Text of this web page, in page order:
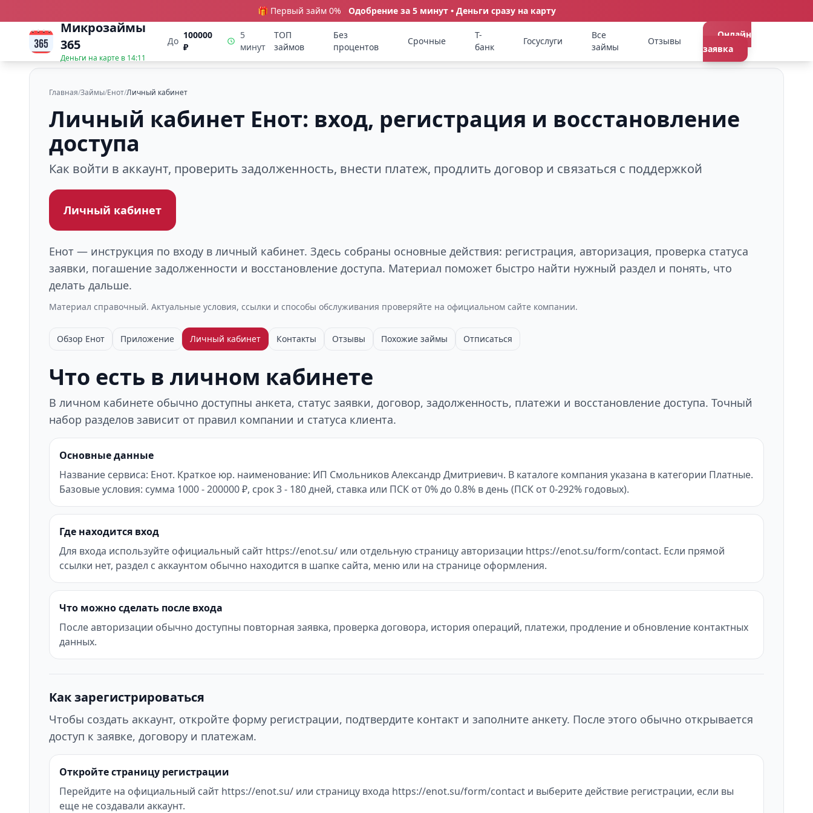
🎁 Первый займ 0% Одобрение за 5 минут • Деньги сразу на карту
Микрозаймы
365
Деньги на карте в 14:11
До
100000
₽
5
минут
ТОП
займов
Без
процентов
Срочные
Т-
банк
Госуслуги
Все
займы
Отзывы
Онлайн
заявка
Главная/Займы/Енот/Личный кабинет
Личный кабинет Енот: вход, регистрация и восстановление
доступа
Как войти в аккаунт, проверить задолженность, внести платеж, продлить договор и связаться с поддержкой
Личный кабинет
Енот — инструкция по входу в личный кабинет. Здесь собраны основные действия: регистрация, авторизация, проверка статуса
заявки, погашение задолженности и восстановление доступа. Материал поможет быстро найти нужный раздел и понять, что
делать дальше.
Материал справочный. Актуальные условия, ссылки и способы обслуживания проверяйте на официальном сайте компании.
Обзор Енот Приложение Личный кабинет Контакты Отзывы Похожие займы Отписаться
Что есть в личном кабинете
В личном кабинете обычно доступны анкета, статус заявки, договор, задолженность, платежи и восстановление доступа. Точный
набор разделов зависит от правил компании и статуса клиента.
Основные данные
Название сервиса: Енот. Краткое юр. наименование: ИП Смольников Александр Дмитриевич. В каталоге компания указана в категории Платные.
Базовые условия: сумма 1000 - 200000 ₽, срок 3 - 180 дней, ставка или ПСК от 0% до 0.8% в день (ПСК от 0-292% годовых).
Где находится вход
Для входа используйте официальный сайт https://enot.su/ или отдельную страницу авторизации https://enot.su/form/contact. Если прямой
ссылки нет, раздел с аккаунтом обычно находится в шапке сайта, меню или на странице оформления.
Что можно сделать после входа
После авторизации обычно доступны повторная заявка, проверка договора, история операций, платежи, продление и обновление контактных
данных.
Как зарегистрироваться
Чтобы создать аккаунт, откройте форму регистрации, подтвердите контакт и заполните анкету. После этого обычно открывается
доступ к заявке, договору и платежам.
Откройте страницу регистрации
Перейдите на официальный сайт https://enot.su/ или страницу входа https://enot.su/form/contact и выберите действие регистрации, если вы
еще не создавали аккаунт.